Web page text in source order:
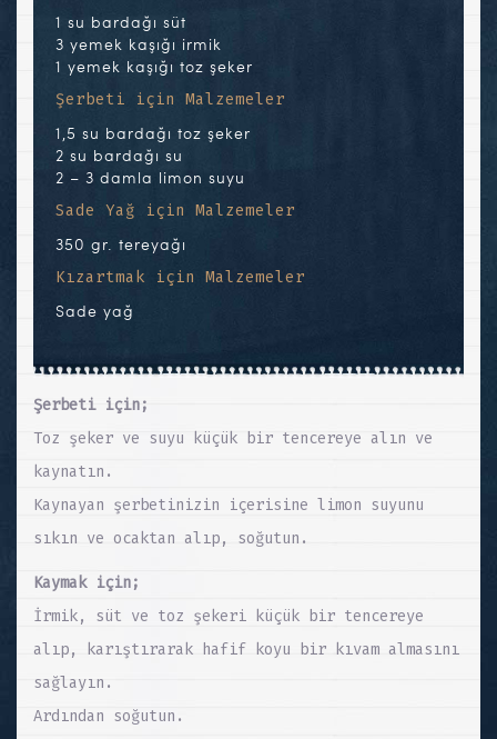
1 su bardağı süt
3 yemek kaşığı irmik
1 yemek kaşığı toz şeker
Şerbeti için Malzemeler
1,5 su bardağı toz şeker
2 su bardağı su
2 – 3 damla limon suyu
Sade Yağ için Malzemeler
350 gr. tereyağı
Kızartmak için Malzemeler
Sade yağ
Şerbeti için;
Toz şeker ve suyu küçük bir tencereye alın ve
kaynatın.
Kaynayan şerbetinizin içerisine limon suyunu
sıkın ve ocaktan alıp, soğutun.
Kaymak için;
İrmik, süt ve toz şekeri küçük bir tencereye
alıp, karıştırarak hafif koyu bir kıvam almasını
sağlayın.
Ardından soğutun.